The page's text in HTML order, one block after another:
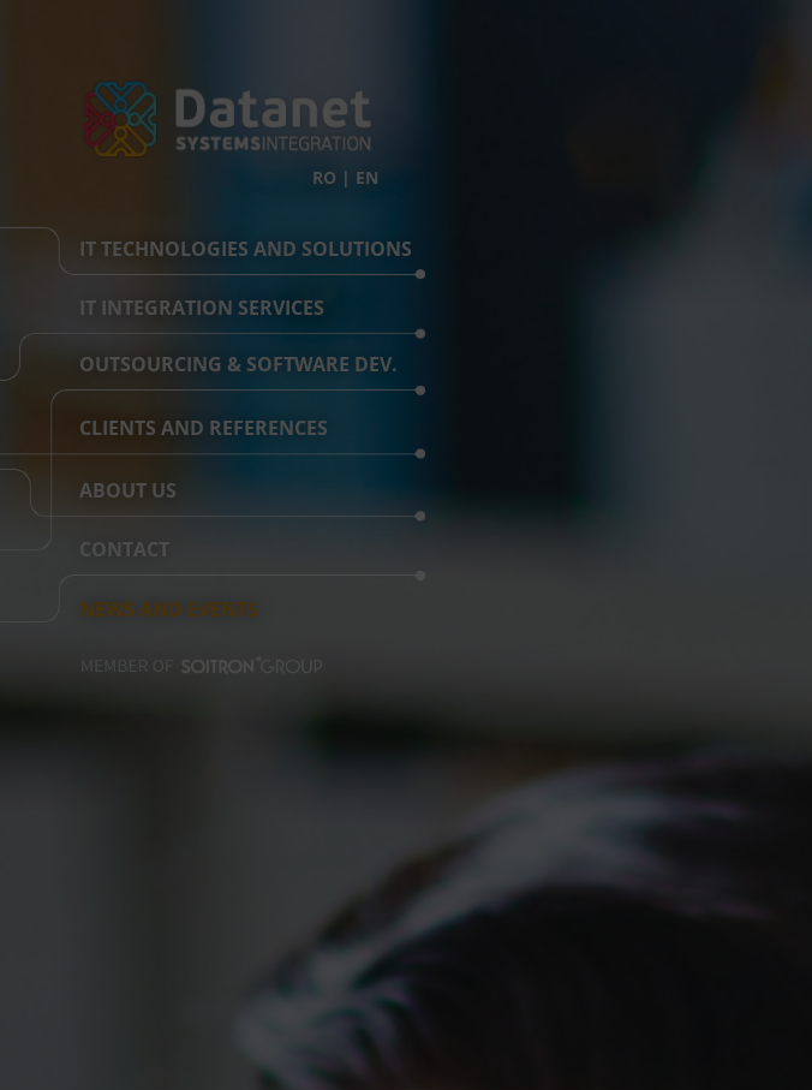
IT INTEGRATION SERVICES
CONTACT
ABOUT US
CLIENTS AND REFERENCES
OUTSOURCING & SOFTWARE DEV.
IT TECHNOLOGIES AND SOLUTIONS
NEWS AND EVENTS
RO | EN